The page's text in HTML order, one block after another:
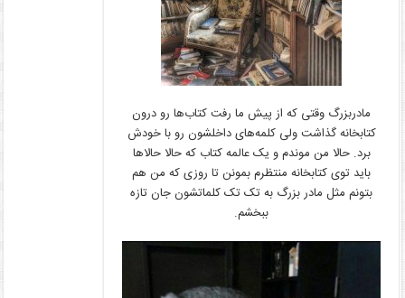
مادربزرگ وقتی که از پیش ما رفت کتاب‌ها رو درون
کتابخانه گذاشت ولی کلمه‌های داخلشون رو با خودش
برد. حالا من موندم و یک عالمه کتاب که حالا حالا‌ها
باید توی کتابخانه منتظرم بمونن تا روزی که من هم
بتونم مثل مادر بزرگ به تک تک کلماتشون جان تازه
ببخشم.